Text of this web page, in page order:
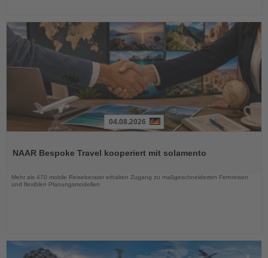
die
04.08.2026
NAAR Bespoke Travel kooperiert mit solamento
Mehr als 470 mobile Reiseberater erhalten Zugang zu maßgeschneiderten Fernreisen
und flexiblen Planungsmodellen